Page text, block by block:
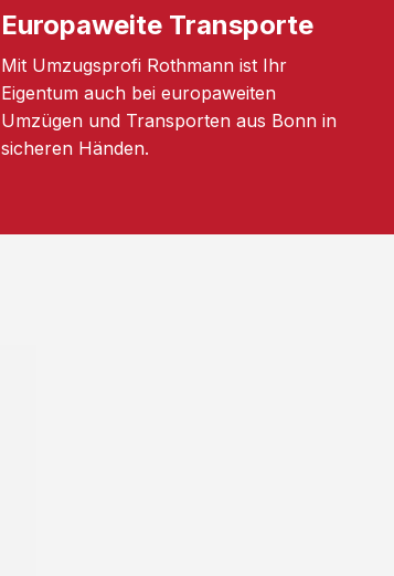
Europaweite Transporte
Mit Umzugsprofi Rothmann ist Ihr
Eigentum auch bei europaweiten
Umzügen und Transporten aus Bonn in
sicheren Händen.